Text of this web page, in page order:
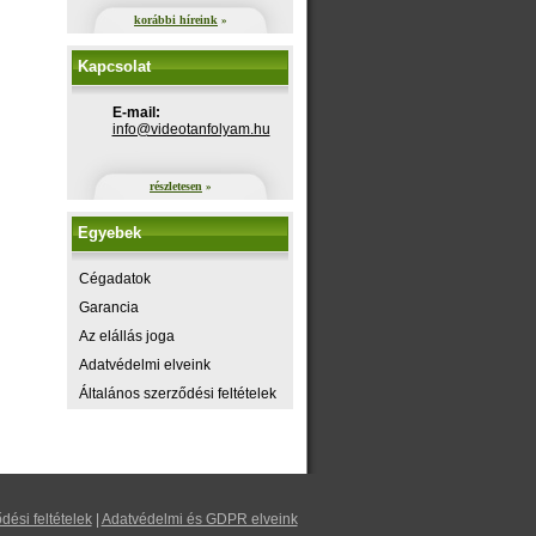
korábbi híreink »
Kapcsolat
E-mail:
uh.maylofnatoediv@ofni
részletesen »
Egyebek
Cégadatok
Garancia
Az elállás joga
Adatvédelmi elveink
Általános szerződési feltételek
feltételek| Adatvédelmi és GDPR elveink